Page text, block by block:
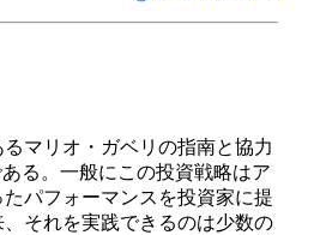
マリオ・ガベリの指南と協力
る。一般にこの投資戦略はア
パフォーマンスを投資家に提
それを実践できるのは少数の